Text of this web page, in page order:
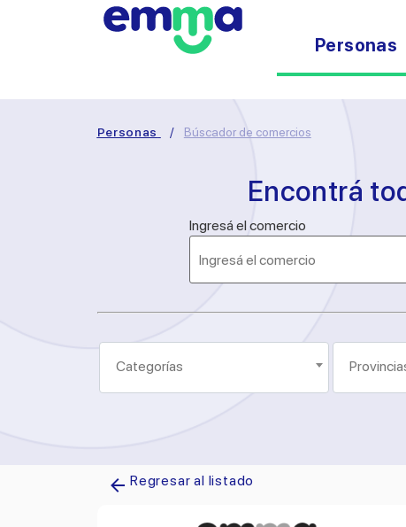
Personas
Personas / Búscador de comercios
Encontrá
Ingresá el comercio
Regresar al listado